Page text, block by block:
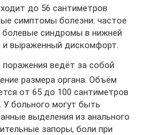
до 56 сантиметров
симптомы болезни: частое
болевые синдромы в нижней
выраженный дискомфорт.
поражения ведёт за собой
размера органа. Объём
от 65 до 100 сантиметров
У больного могут быть
выделения из анального
запоры, боли при